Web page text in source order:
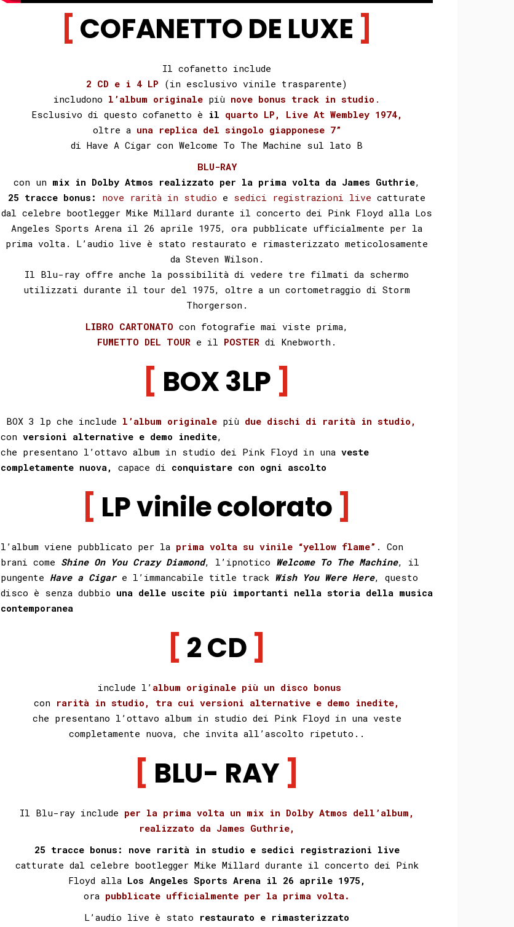
COFANETTO DE LUXE
Il cofanetto include
2 CD e i 4 LP (in esclusivo vinile trasparente)
includono l’album originale più nove bonus track in studio .
Esclusivo di questo cofanetto è il quarto LP, Live At Wembley 1974,
oltre a una replica del singolo giapponese 7”
di Have A Cigar con Welcome To The Machine sul lato B
BLU-RAY
con un mix in Dolby Atmos realizzato per la prima volta da James Guthrie,
25 tracce bonus:
nove rarità in studio e sedici registrazioni live catturate
dal celebre bootlegger Mike Millard durante il concerto dei Pink Floyd alla Los
Angeles Sports Arena il 26 aprile 1975, ora pubblicate ufficialmente per la
prima volta. L’audio live è stato restaurato e rimasterizzato meticolosamente
da Steven Wilson.
Il Blu-ray offre anche la possibilità di vedere tre filmati da schermo
utilizzati durante il tour del 1975, oltre a un cortometraggio di Storm
Thorgerson.
LIBRO CARTONATO con fotografie mai viste prima,
FUMETTO DEL TOUR e il POSTER di Knebworth.
BOX 3LP
BOX 3 lp che include l’album originale più due dischi di rarità in studio,
con versioni alternative e demo inedite,
che presentano l’ottavo album in studio dei Pink Floyd in una veste
completamente nuova,
capace di conquistare con ogni ascolto
LP vinile colorato
l’album viene pubblicato per la prima volta su vinile “yellow flame” . Con
brani come Shine On You Crazy Diamond, l’ipnotico Welcome To The Machine, il
pungente Have a Cigar e l’immancabile title track Wish You Were Here, questo
disco è senza dubbio una delle uscite più importanti nella storia della musica
contemporanea
2 CD
include l’ album originale più un disco bonus
con rarità in studio, tra cui versioni alternative e demo inedite,
che presentano l’ottavo album in studio dei Pink Floyd in una veste
completamente nuova, che invita all’ascolto ripetuto..
BLU- RAY
Il Blu-ray include per la prima volta un mix in Dolby Atmos dell’album,
realizzato da James Guthrie,
25 tracce bonus:
nove rarità in studio e sedici registrazioni live
catturate dal celebre bootlegger Mike Millard durante il concerto dei Pink
Floyd alla Los Angeles Sports Arena il 26 aprile 1975,
ora pubblicate ufficialmente per la prima volta.
L’audio live è stato restaurato e rimasterizzato